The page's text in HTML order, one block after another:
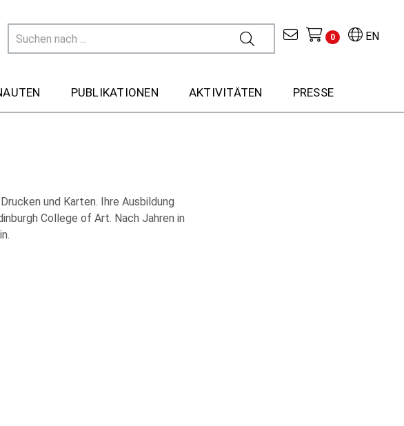
EN
0
PUBLIKATIONEN AKTIVITÄTEN PRESSE
und Karten. Ihre Ausbildung
College of Art. Nach Jahren in